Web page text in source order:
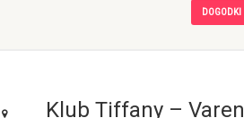
DOGODKI
Klub Tiffany – Varen